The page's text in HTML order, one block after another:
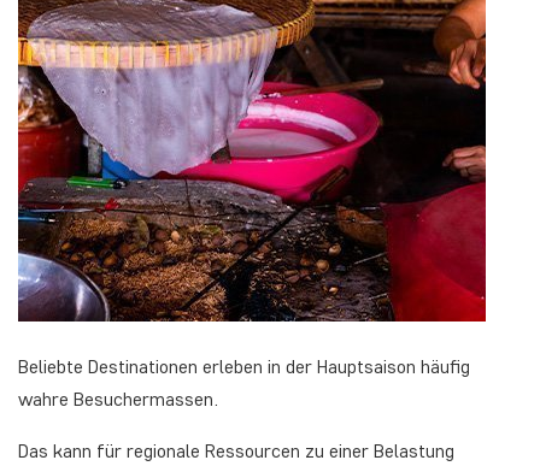
Beliebte Destinationen erleben in der Hauptsaison häufig
wahre Besuchermassen.
Das kann für regionale Ressourcen zu einer Belastung